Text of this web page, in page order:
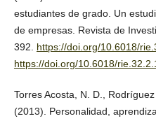
estudiantes de grado. Un
de empresas. Revista de
392. https://doi.org/10.6018/
https://doi.org/10.6018/
Torres Acosta, N. D.,
(2013). Personalidad,